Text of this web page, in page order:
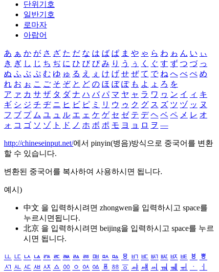
단위기호
일반기호
로마자
아랍어
あ ぁ か が さ ざ た だ な は ば ぱ ま や ゃ ら わ ゎ ん い ぃ
き ぎ し じ ち ぢ に ひ び ぴ み り う ぅ く ぐ す ず つ づ っ
ぬ ふ ぶ ぷ む ゆ ゅ る え ぇ け げ せ ぜ て で ね へ べ ぺ め
れ お ぉ こ ご そ ぞ と ど の ほ ぼ ぽ も よ ょ ろ を
ア ァ カ サ ザ タ ダ ナ ハ バ パ マ ヤ ャ ラ ワ ヮ ン イ ィ キ
ギ シ ジ チ ヂ ニ ヒ ビ ピ ミ リ ウ ゥ ク グ ス ズ ツ ヅ ッ ヌ
フ ブ プ ム ユ ュ ル エ ェ ケ ゲ セ ゼ テ デ ヘ ベ ペ メ レ オ
ォ コ ゴ ソ ゾ ト ド ノ ホ ボ ポ モ ヨ ョ ロ ヲ ―
http://chineseinput.net/에서 pinyin(병음)방식으로 중국어를 변환
할 수 있습니다.
변환된 중국어를 복사하여 사용하시면 됩니다.
예시)
中文 을 입력하시려면 zhongwen을 입력하시고 space를
누르시면됩니다.
北京 을 입력하시려면 beijing을 입력하시고 space를 누르
시면 됩니다.
ㅥ ㅦ ㅧ ㅨ ㅩ ㅪ ㅫ ㅬ ㅭ ㅮ ㅯ ㅰ ㅱ ㅲ ㅳ ㅴ ㅵ ㅶ ㅷ ㅸ
ㅹ
ㅺ ㅻ ㅼ ㅽ ㅾ ㅿ ㆀ ㆁ ㆂ ㆃ ㆄ ㆅ ㆆ ㆇ ㆈ ㆉ ㆊ ㆋ ㆌ ㆍ
ㆎ